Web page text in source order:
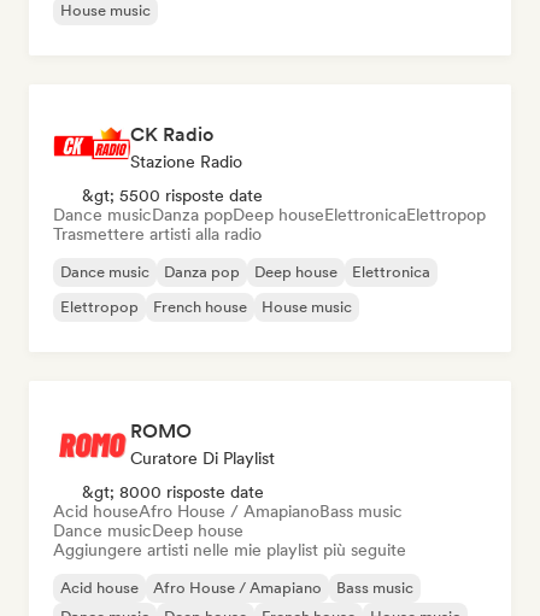
House music
CK Radio
Stazione Radio
&gt; 5500 risposte date
Dance musicDanza popDeep houseElettronicaElettropop
Trasmettere artisti alla radio
Dance music Danza pop Deep house
Elettronica
Elettropop
French house House music
ROMO
Curatore Di Playlist
&gt; 8000 risposte date
Acid houseAfro House / AmapianoBass music
Dance musicDeep house
Aggiungere artisti nelle mie playlist più seguite
Acid house Afro House / Amapiano
Bass music